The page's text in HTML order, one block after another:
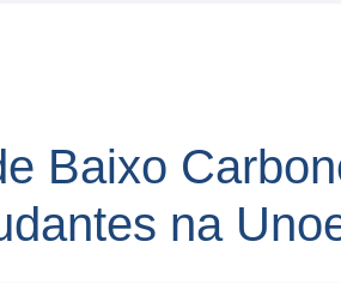
Baixo
na